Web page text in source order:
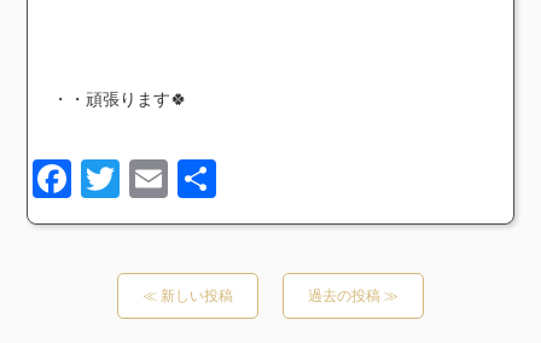
・・頑張ります🍀
Facebook
TwitterEmail
有
≪ 新しい投稿 過去の投稿 ≫